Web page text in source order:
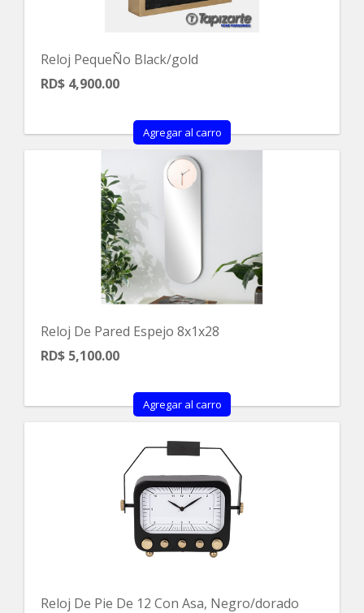
Reloj PequeÑo Black/gold
RD$ 4,900.00
Agregar al carro
Reloj De Pared Espejo 8x1x28
RD$ 5,100.00
Agregar al carro
Reloj De Pie De 12 Con Asa, Negro/dorado